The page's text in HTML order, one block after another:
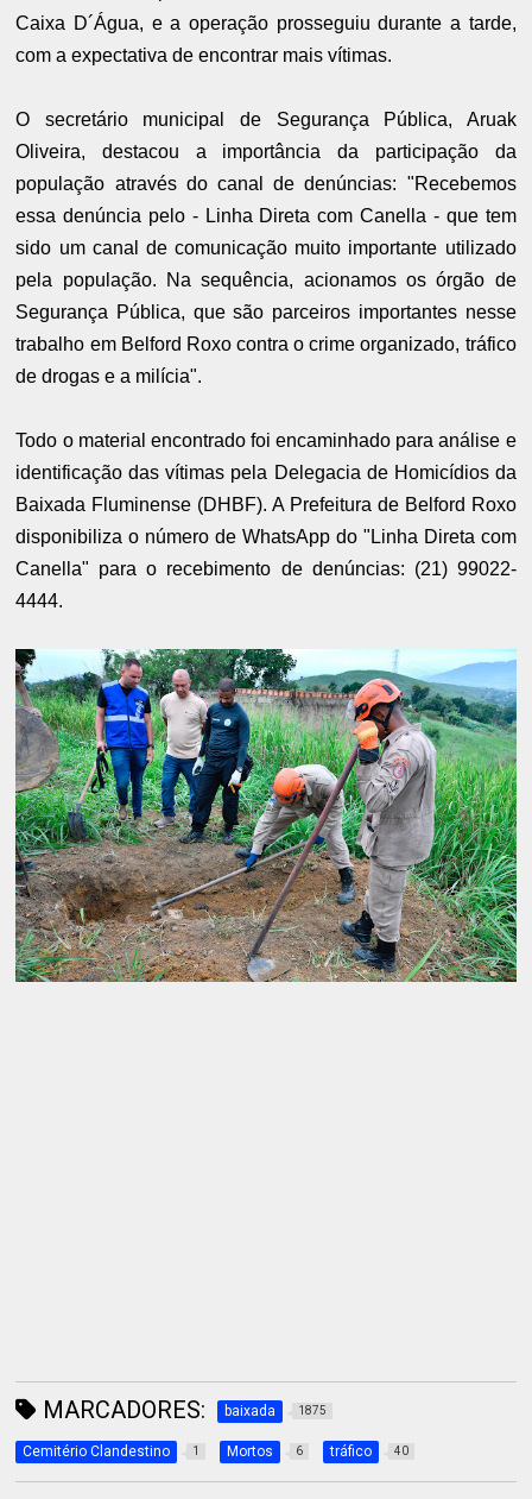
Caixa D´Água, e a operação prosseguiu durante a tarde,
com a expectativa de encontrar mais vítimas.
O secretário municipal de Segurança Pública, Aruak
Oliveira, destacou a importância da participação da
população através do canal de denúncias: "Recebemos
essa denúncia pelo - Linha Direta com Canella - que tem
sido um canal de comunicação muito importante utilizado
pela população. Na sequência, acionamos os órgão de
Segurança Pública, que são parceiros importantes nesse
trabalho em Belford Roxo contra o crime organizado, tráfico
de drogas e a milícia".
Todo o material encontrado foi encaminhado para análise e
identificação das vítimas pela Delegacia de Homicídios da
Baixada Fluminense (DHBF). A Prefeitura de Belford Roxo
disponibiliza o número de WhatsApp do "Linha Direta com
Canella" para o recebimento de denúncias: (21) 99022-
4444.
MARCADORES: baixada 1875
Cemitério Clandestino 1 Mortos 6 tráfico 40